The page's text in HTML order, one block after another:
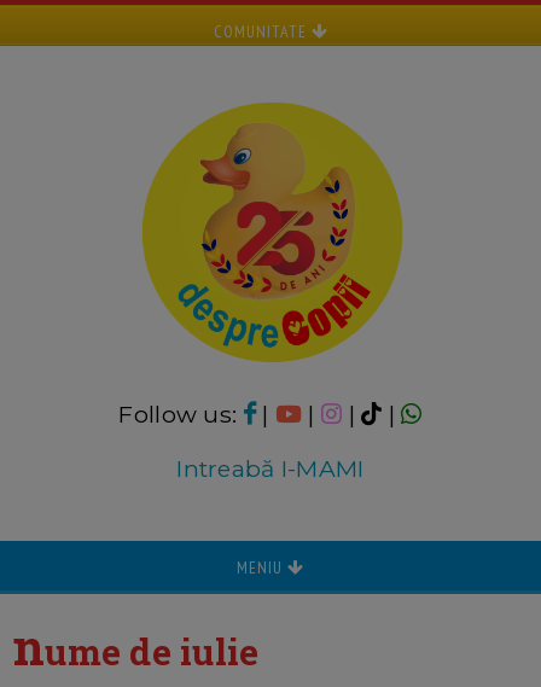
COMUNITATE
Follow us: | | |
|
Intreabă I-MAMI
MENIU
nume de iulie